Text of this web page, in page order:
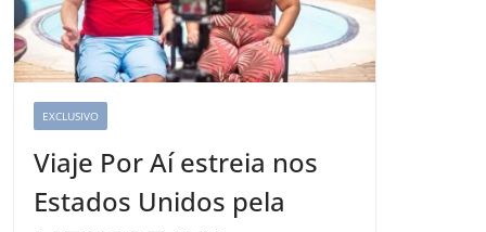
EXCLUSIVO
Viaje Por Aí estreia nos
Estados Unidos pela